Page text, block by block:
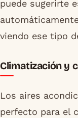
puede sugerirte
viendo ese tipo
Climatización y
Los aires
perfecto para el